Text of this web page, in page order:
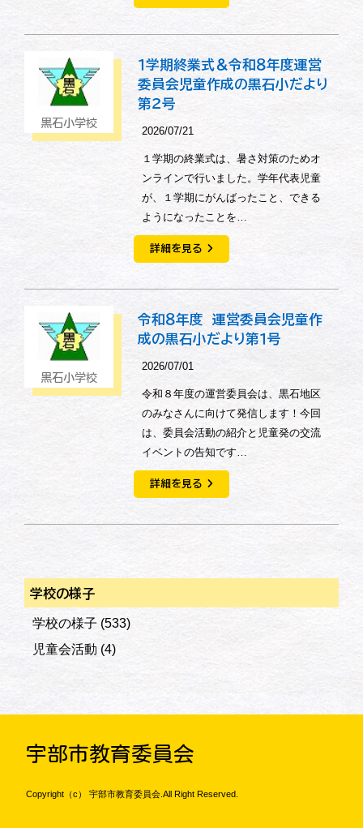
黒石小学校
１学期終業式＆令和８年度運営
委員会児童作成の黒石小だより
第２号
2026/07/21
１学期の終業式は、暑さ対策のためオ
ンラインで行いました。学年代表児童
が、１学期にがんばったこと、できる
ようになったことを…
詳細を見る
黒石小学校
令和８年度 運営委員会児童作
成の黒石小だより第１号
2026/07/01
令和８年度の運営委員会は、黒石地区
のみなさんに向けて発信します！今回
は、委員会活動の紹介と児童発の交流
イベントの告知です…
詳細を見る
学校の様子
学校の様子 (533)
児童会活動 (4)
宇部市教育委員会
Copyright（c） 宇部市教育委員会.All Right Reserved.